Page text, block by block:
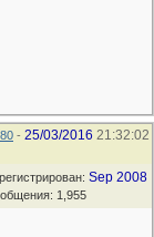
- 25/03/2016 21:32:02
Sep 2008
1,955